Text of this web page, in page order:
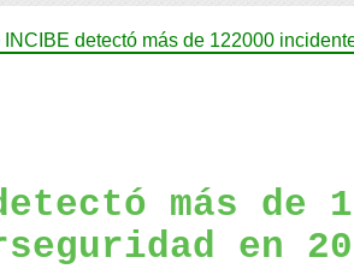
INCIBE detectó más de 122000
más de
en